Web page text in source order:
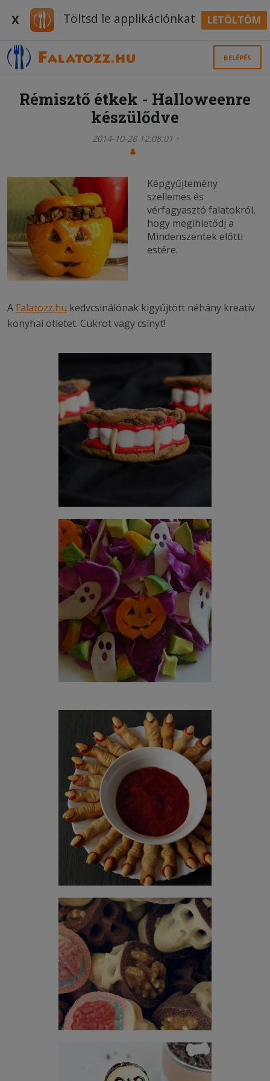
X Töltsd le applikációnkat LETÖLTÖM
BELÉPÉS
Rémisztő étkek - Halloweenre
készülődve
2014-10-28 12:08:01
Képgyűjtemény
szellemes és
vérfagyasztó falatokról,
hogy megihletődj a
Mindenszentek előtti
estére.
A Falatozz.hu kedvcsinálónak kigyűjtött néhány kreatív
konyhai ötletet. Cukrot vagy csínyt!